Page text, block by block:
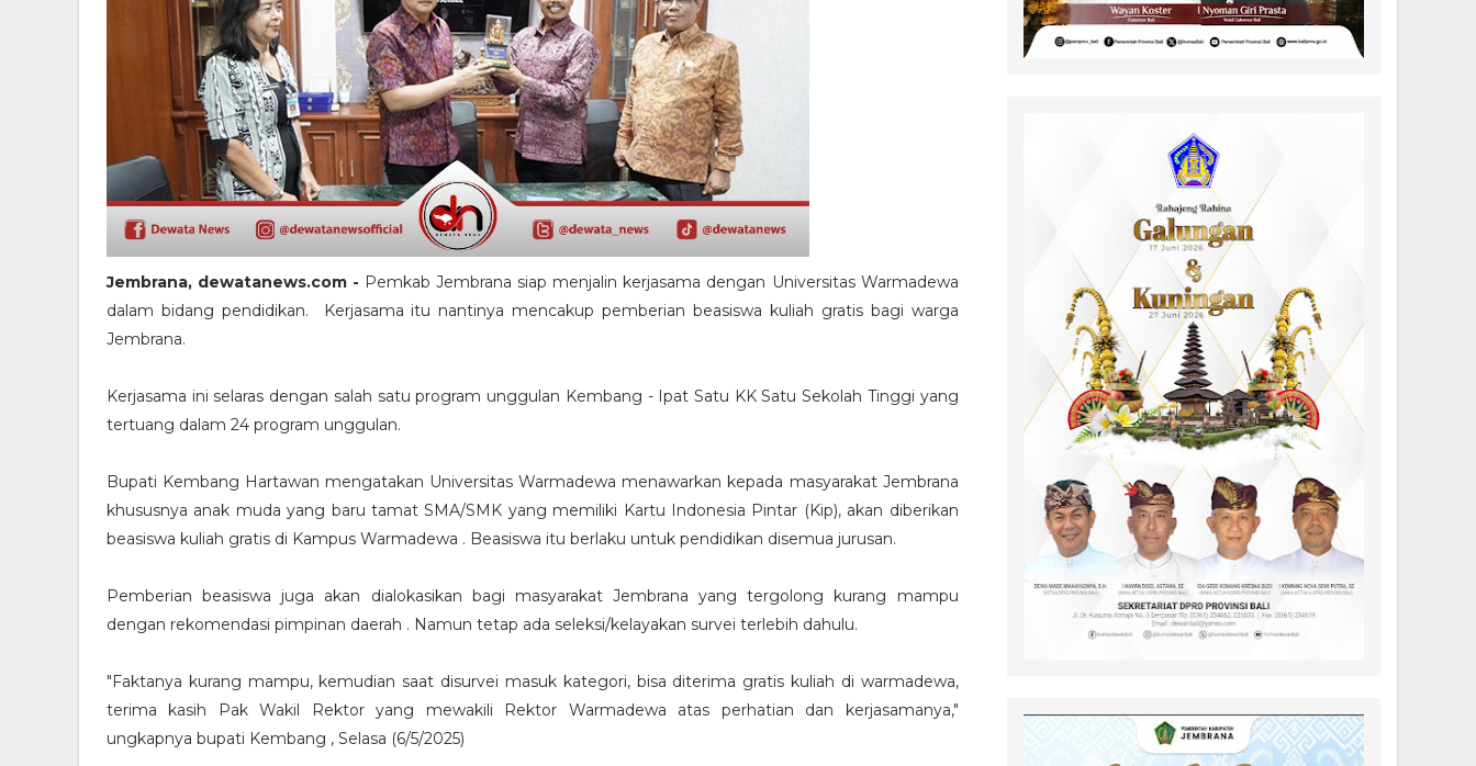
Jembrana, dewatanews.com - Pemkab Jembrana siap menjalin kerjasama dengan Universitas Warmadewa
dalam bidang pendidikan. Kerjasama itu nantinya mencakup pemberian beasiswa kuliah gratis bagi warga
Jembrana.
Kerjasama ini selaras dengan salah satu program unggulan Kembang - Ipat Satu KK Satu Sekolah Tinggi yang
tertuang dalam 24 program unggulan.
Bupati Kembang Hartawan mengatakan Universitas Warmadewa menawarkan kepada masyarakat Jembrana
khususnya anak muda yang baru tamat SMA/SMK yang memiliki Kartu Indonesia Pintar (Kip), akan diberikan
beasiswa kuliah gratis di Kampus Warmadewa . Beasiswa itu berlaku untuk pendidikan disemua jurusan.
Pemberian beasiswa juga akan dialokasikan bagi masyarakat Jembrana yang tergolong kurang mampu
dengan rekomendasi pimpinan daerah . Namun tetap ada seleksi/kelayakan survei terlebih dahulu.
"Faktanya kurang mampu, kemudian saat disurvei masuk kategori, bisa diterima gratis kuliah di warmadewa,
terima kasih Pak Wakil Rektor yang mewakili Rektor Warmadewa atas perhatian dan kerjasamanya,"
ungkapnya bupati Kembang , Selasa (6/5/2025)